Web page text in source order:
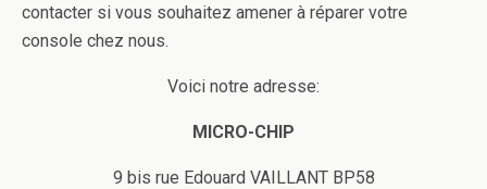
contacter si vous souhaitez amener à réparer votre
console chez nous.
Voici notre adresse:
MICRO-CHIP
9 bis rue Edouard VAILLANT BP58